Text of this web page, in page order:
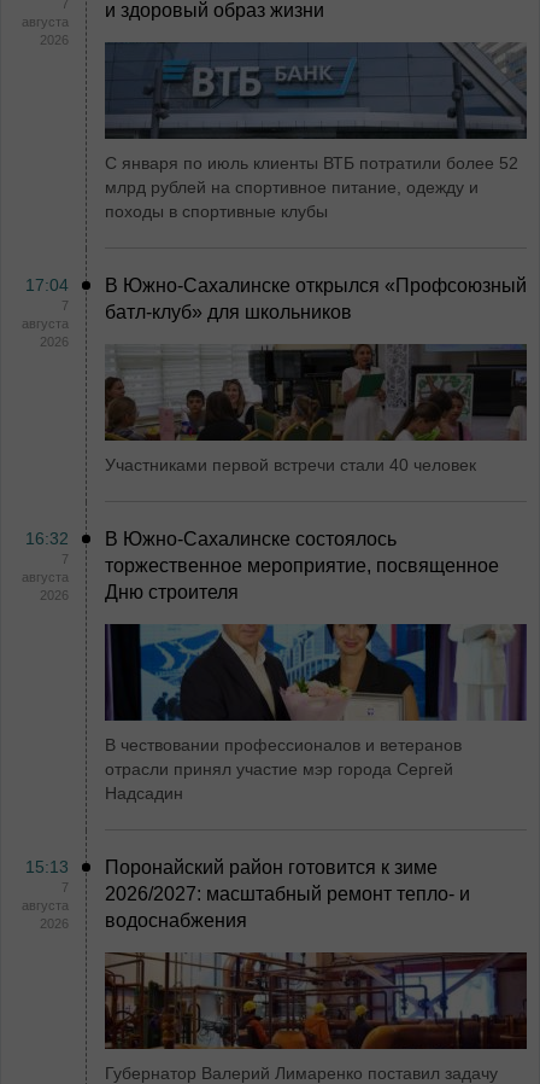
7
августа
2026
и здоровый образ жизни
С января по июль клиенты ВТБ потратили более 52
млрд рублей на спортивное питание, одежду и
походы в спортивные клубы
17:04
7
августа
2026
В Южно-Сахалинске открылся «Профсоюзный
батл-клуб» для школьников
Участниками первой встречи стали 40 человек
16:32
7
августа
2026
В Южно-Сахалинске состоялось
торжественное мероприятие, посвященное
Дню строителя
В чествовании профессионалов и ветеранов
отрасли принял участие мэр города Сергей
Надсадин
15:13
7
августа
2026
Поронайский район готовится к зиме
2026/2027: масштабный ремонт тепло- и
водоснабжения
Губернатор Валерий Лимаренко поставил задачу